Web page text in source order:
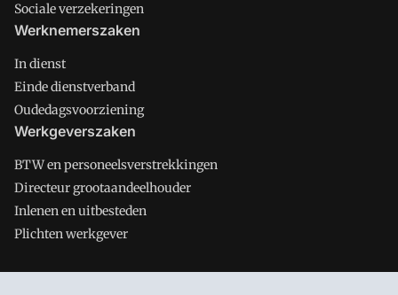
Sociale verzekeringen
Werknemerszaken
In dienst
Einde dienstverband
Oudedagsvoorziening
Werkgeverszaken
BTW en personeelsverstrekkingen
Directeur grootaandeelhouder
Inlenen en uitbesteden
Plichten werkgever